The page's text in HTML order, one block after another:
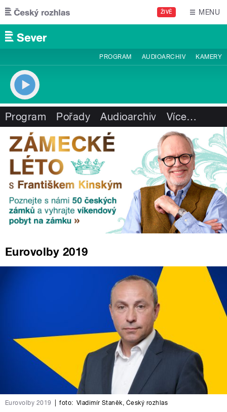
Přejít k hlavnímu obsahu
ŽIVĚ MENU
PROGRAM AUDIOARCHIV KAMERY
Program Pořady Audioarchiv Více…
Eurovolby 2019
Eurovolby 2019 foto: Vladimír Staněk, Český rozhlas